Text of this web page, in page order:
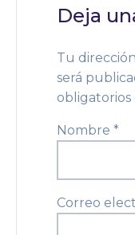
Deja
Tu
será
obligatorios
Nombre *
Correo